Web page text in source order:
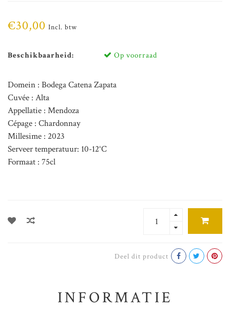
€30,00 Incl. btw
Beschikbaarheid: Op voorraad
Domein : Bodega Catena Zapata
Cuvée : Alta
Appellatie : Mendoza
Cépage : Chardonnay
Millesime : 2023
Serveer temperatuur: 10-12°C
Formaat : 75cl
Deel dit product
INFORMATIE